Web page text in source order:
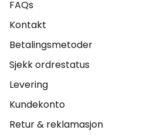
FAQs
Kontakt
Betalingsmetoder
Sjekk ordrestatus
Levering
Kundekonto
Retur & reklamasjon